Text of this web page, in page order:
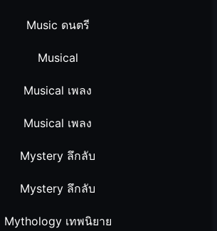
Music ดนตรี
Musical
Musical เพลง
Musical เพลง
Mystery ลึกลับ
Mystery ลึกลับ
Mythology เทพนิยาย